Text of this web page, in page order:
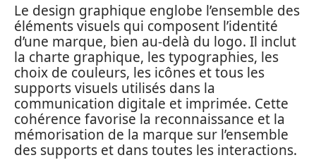
Le design graphique englobe l’ensemble des
éléments visuels qui composent l’identité
d’une marque, bien au-delà du logo. Il inclut
la charte graphique, les typographies, les
choix de couleurs, les icônes et tous les
supports visuels utilisés dans la
communication digitale et imprimée. Cette
cohérence favorise la reconnaissance et la
mémorisation de la marque sur l’ensemble
des supports et dans toutes les interactions.